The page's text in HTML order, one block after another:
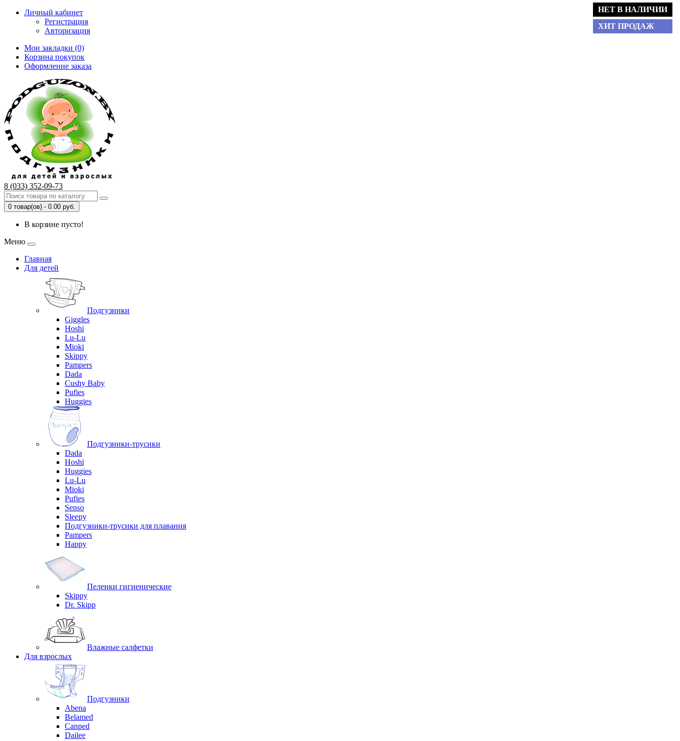
Личный кабинет
Регистрация
Авторизация
Мои закладки (0)
Корзина покупок
Оформление заказа
8 (033) 352-09-73
0 товар(ов) - 0.00 руб.
В корзине пусто!
Меню
Главная
Для детей
Подгузники
Giggles
Hoshi
Lu-Lu
Mioki
Skippy
Pampers
Dada
Cushy Baby
Pufies
Huggies
Подгузники-трусики
Dada
Hoshi
Huggies
Lu-Lu
Mioki
Pufies
Senso
Sleepy
Подгузники-трусики для плавания
Pampers
Happy
Пеленки гигиенические
Skippy
Dr. Skipp
Влажные салфетки
Для взрослых
Подгузники
Abena
Belamed
Canped
Dailee
НЕТ В НАЛИЧИИ
ХИТ ПРОДАЖ